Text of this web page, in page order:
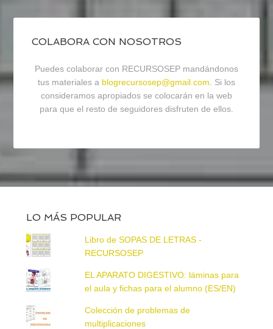
COLABORA CON NOSOTROS
Puedes colaborar con RECURSOSEP mandándonos
tus materiales a blogrecursosep@gmail.com. Si los
consideramos apropiados se colocarán en la web
para que el resto de seguidores disfruten de ellos.
LO MÁS POPULAR
Libro de SOPAS DE LETRAS -
RECURSOSEP
EL APARATO DIGESTIVO: láminas para
el aula y fichas para el alumno (ES/EN)
Colección de problemas de
multiplicaciones